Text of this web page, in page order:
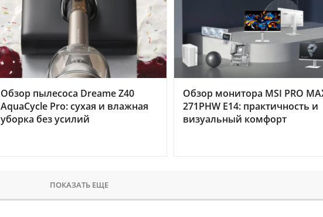
Обзор пылесоса Dreame Z40
AquaCycle Pro: сухая и влажная
уборка без усилий
Обзор монитора MSI PRO
271PHW E14: практичность и
визуальный комфорт
ПОКАЗАТЬ ЕЩЕ